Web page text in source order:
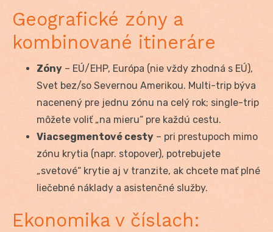
Geografické zóny a
kombinované itineráre
Zóny – EÚ/EHP, Európa (nie vždy zhodná s EÚ),
Svet bez/so Severnou Amerikou. Multi-trip býva
nacenený pre jednu zónu na celý rok; single-trip
môžete voliť „na mieru“ pre každú cestu.
Viacsegmentové cesty – pri prestupoch mimo
zónu krytia (napr. stopover), potrebujete
„svetové“ krytie aj v tranzite, ak chcete mať plné
liečebné náklady a asistenčné služby.
Ekonomika v číslach: